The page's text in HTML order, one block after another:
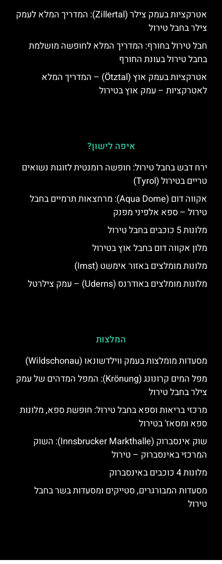
אטרקציות בעמק צילר (Zillertal): המדריך המלא לעמק
צילר בחבל טירול
חבל טירול בחורף: המדריך המלא לחופשה מושלמת
בחבל טירול בעונת החורף
אטרקציות בעמק אוץ (Ötztal) – המדריך המלא
לאטרקציות – עמק אוץ בטירול
איפה לישון?
ירח דבש בחבל טירול: חופשה רומנטית לזוגות נשואים
טריים בטירול (Tyrol)
אקווה דום (Aqua Dome): מרחצאות תרמיים בחבל
טירול – ספא אלפיני מפנק
מלונות 5 כוכבים בחבל טירול
מלון אקווה דום בחבל אוץ בטירול
מלונות מומלצים באזור אימשט (Imst)
מלונות מומלצים באודרנס (Uderns) – עמק צילרטל
המלצות
מסעדות מומלצות בעמק ווילדשונאו (Wildschonau)
מפל המים קרונונג (Krönung): המפל המדהים של עמק
צילר בחבל טירול
מרכזי בריאות וספא בחבל טירול: חופשת ספא, מלונות
ספא ומסאז' בטירול
שוק אינסברוק (Innsbrucker Markthalle): השוק
המרכזי באינסברוק – טירול
מלונות 4 כוכבים באינסברוק
מסעדות המבורגרים, סטייקים ומסעדות בשר בחבל
טירול